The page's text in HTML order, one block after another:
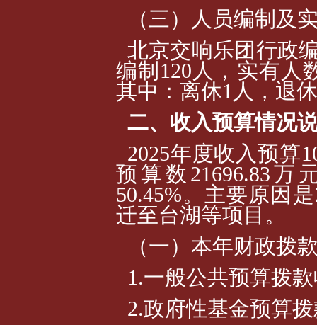
（三）人员编制及
北京交响乐团行政
编制120人，实有人
其中：离休1人，退
二、收入预算情况
2025年度收入预算
预算数21696.83万
50.45%。主要原因
迁至台湖等项目。
（一）本年财政拨
1.一般公共预算拨
2.政府性基金预算